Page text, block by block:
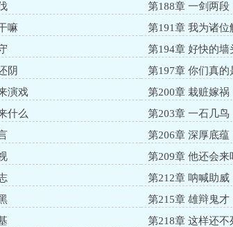
第188章 一剑两段
嘛
第191章 我为诸位
第194章 好快的墙
阴
第197章 你们真的
演戏
第200章 栽赃嫁祸
什么
第203章 一石几鸟
第206章 深厚底蕴
第209章 他还会来
第212章 呐喊助威
第215章 雄辩鬼才
第218章 这样还不